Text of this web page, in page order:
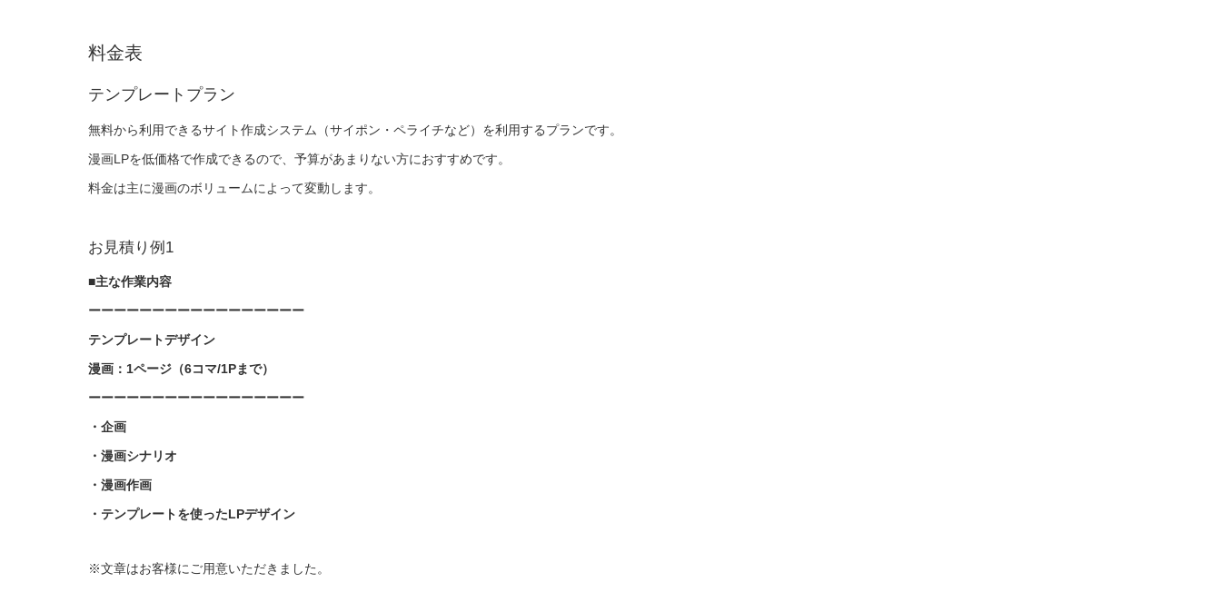
料金表
テンプレートプラン
無料から利用できるサイト作成システム（サイポン・ペライチなど）を利用するプランです。
漫画LPを低価格で作成できるので、予算があまりない方におすすめです。
料金は主に漫画のボリュームによって変動します。
お見積り例1
■主な作業内容
ーーーーーーーーーーーーーーーーー
テンプレートデザイン
漫画：1ページ（6コマ/1Pまで）
ーーーーーーーーーーーーーーーーー
・企画
・漫画シナリオ
・漫画作画
・テンプレートを使ったLPデザイン
※文章はお客様にご用意いただきました。